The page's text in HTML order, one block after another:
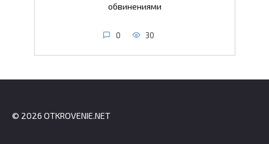
обвинениями
0 30
© 2026 OTKROVENIE.NET